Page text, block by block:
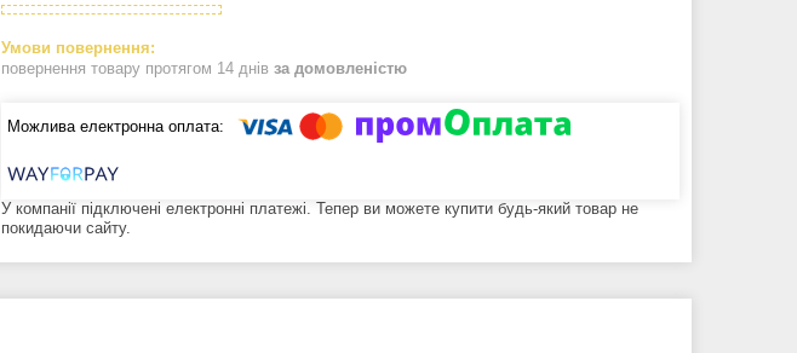
повернення товару протягом 14 днів за домовленістю
У компанії підключені електронні платежі. Тепер ви можете купити будь-який товар не
покидаючи сайту.